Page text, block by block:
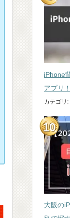
iPhone
アプリ
カテゴリ:
大阪の